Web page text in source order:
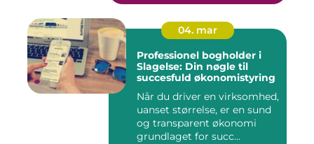
04. mar
Professionel bogholder i
Slagelse: Din nøgle til
succesfuld økonomistyring
Når du driver en virksomhed,
uanset størrelse, er en sund
og transparent økonomi
grundlaget for succ...